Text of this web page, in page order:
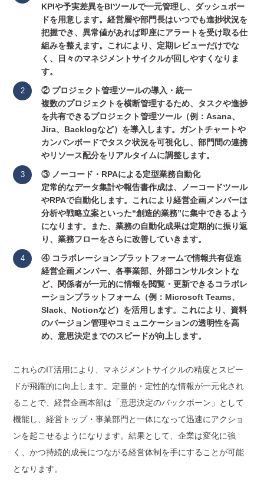
KPIや予実差異をBIツールで一元管理し、ダッシュボー
ドを用意します。経営層や部門長はいつでも進捗状況を
把握でき、異常値があれば即座にアラートを受け取る仕
組みを整えます。これにより、定期レビューだけでな
く、日々のマネジメントサイクルが回しやすくなりま
す。
② プロジェクト管理ツールの導入・統一
複数のプロジェクトを横断管理するため、タスクや進捗
を共有できるプロジェクト管理ツール（例：Asana、
Jira、Backlogなど）を導入します。ガントチャートや
カンバンボードでタスク状況を可視化し、部門間の連携
やリソース配分をリアルタイムに調整します。
③ ノーコード・RPAによる定型業務自動化
定常的なデータ集計や報告書作成は、ノーコードツール
やRPAで自動化します。これにより経営企画メンバーは
分析や戦略立案といった“創造的業務”に集中できるよう
になります。また、業務の自動化成果は定期的に振り返
り、業務フローをさらに改善していきます。
④ コラボレーションプラットフォームで情報共有促進
経営企画メンバー、各事業部、外部コンサルタントな
ど、関係者が一元的に情報を閲覧・更新できるコラボレ
ーションプラットフォーム（例：Microsoft Teams、
Slack、Notionなど）を活用します。これにより、資料
のバージョン管理やコミュニケーションの透明性を高
め、意思決定までのスピードが向上します。
これらのIT活用により、マネジメントサイクルの精度とスピー
ドが飛躍的に向上します。定量的・定性的な情報が一元化され
ることで、経営企画本部は「意思決定のバックボーン」として
機能し、経営トップ・事業部門と一体になって迅速にアクショ
ンを起こせるようになります。結果として、企業は変化に強
く、かつ持続的成長につながる経営体制を手にすることが可能
となります。